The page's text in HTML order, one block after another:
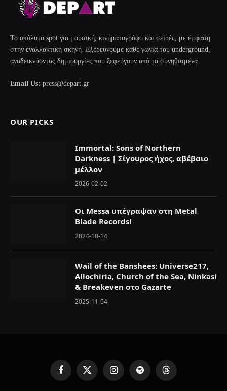
Το απόλυτο spot για μουσική, κινηματογράφο και σειρές, με έμφαση
στην εναλλακτική σκηνή. Εξερευνούμε κάθε γωνιά του underground,
αναδεικνύοντας δημιουργίες που ξεφεύγουν από τα συνηθισμένα.
Email Us: press@depart.gr
OUR PICKS
Immortal: Sons of Northern
Darkness | Σίγουρος ήχος, αβέβαιο
μέλλον
2026-02-02
Οι Messa υπέγραψαν στη Metal
Blade Records!
2024-10-14
Wail of the Banshees: Universe217,
Allochiria, Church of the Sea, Ninkasi
& Breakeven στο Gazarte
2025-11-04
F
X
I
S
T